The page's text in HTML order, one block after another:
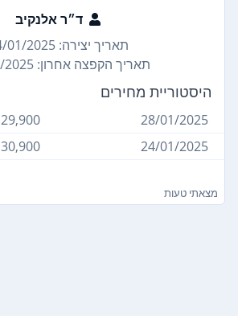
ד״ר אלנקיב
תאריך יצירה: 24/01/2025
תאריך הקפצה אחרון: 28/01/2025
היסטוריית מחירים
28/01/2025
29,900 ₪
24/01/2025
30,900 ₪
מצאתי טעות